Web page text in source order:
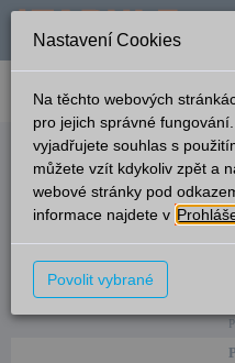
verze: 2.0.6 podpora: help-
English
Odjezdy
Záluží
Čas/Aktuální Vlak/Linka
16:56
Os 6918
Nastavení Cookies
Na těchto webových
pro jejich správné
vyjadřujete souhlas s
můžete vzít kdykoliv zpět a
webové stránky pod
informace najdete v
Povolit vybrané